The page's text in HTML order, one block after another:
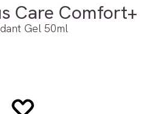
Care Comfort+
Gel 50ml